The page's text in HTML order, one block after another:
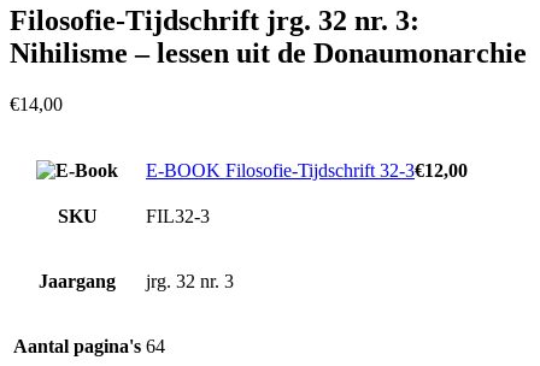
Filosofie-Tijdschrift jrg. 32 nr. 3:
Nihilisme – lessen uit de Donaumonarchie
€14,00
E-BOOK Filosofie-Tijdschrift 32-3€12,00
SKU FIL32-3
Jaargang jrg. 32 nr. 3
Aantal pagina's 64